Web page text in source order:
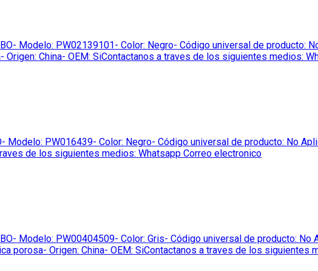
Modelo: PW02139101- Color: Negro- Código universal de producto:
China- OEM: SiContactanos a traves de los siguientes medios:
Modelo: PW016439- Color: Negro- Código universal de producto: No
de los siguientes medios: Whatsapp Correo electronico
Modelo: PW00404509- Color: Gris- Código universal de producto:
porosa- Origen: China- OEM: SiContactanos a traves de los siguientes